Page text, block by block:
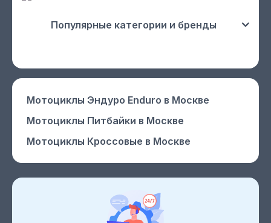
Популярные категории и бренды
Мотоциклы Эндуро Enduro в Москве
Мотоциклы Питбайки в Москве
Мотоциклы Кроссовые в Москве